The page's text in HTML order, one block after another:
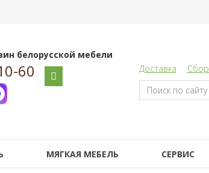
белорусской мебели
60 Доставка
МЯГКАЯ МЕБЕЛЬ СЕРВИС